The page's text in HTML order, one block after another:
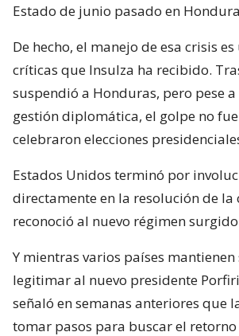
Estado de junio pasado en
De hecho, el manejo de esa crisis
críticas que Insulza ha recibido.
suspendió a Honduras, pero pese
gestión diplomática, el golpe no
celebraron elecciones
Estados Unidos terminó por
directamente en la resolución de la
reconoció al nuevo régimen
Y mientras varios países
legitimar al nuevo presidente
señaló en semanas anteriores que
tomar pasos para buscar el